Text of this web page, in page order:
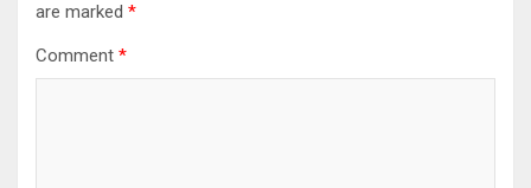
are marked *
Comment *